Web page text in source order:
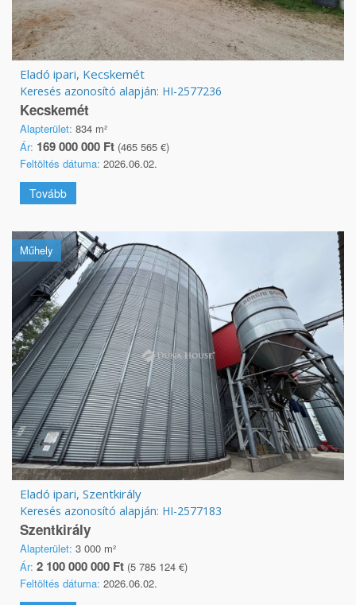
Eladó ipari, Kecskemét
Keresés azonosító alapján: HI-2577236
Kecskemét
Alapterület: 834 m²
Ár: 169 000 000 Ft (465 565 €)
Feltöltés dátuma: 2026.06.02.
Tovább
Műhely
Eladó ipari, Szentkirály
Keresés azonosító alapján: HI-2577183
Szentkirály
Alapterület: 3 000 m²
Ár: 2 100 000 000 Ft (5 785 124 €)
Feltöltés dátuma: 2026.06.02.